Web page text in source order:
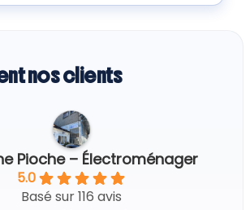
nos clients
Pioche – Électroménager
5.0
Basé sur 116 avis